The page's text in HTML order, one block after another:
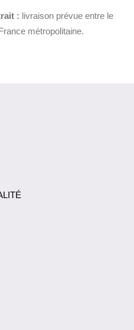
: livraison prévue entre le
métropolitaine.